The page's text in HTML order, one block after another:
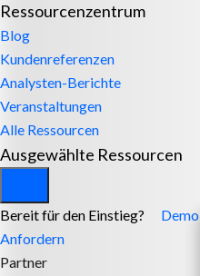
Ressourcenzentrum
Blog
Kundenreferenzen
Analysten-Berichte
Veranstaltungen
Alle Ressourcen
Ausgewählte Ressourcen
Bereit für den Einstieg? Demo
Anfordern
Partner